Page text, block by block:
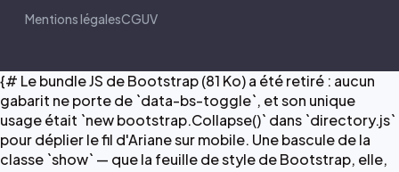
Mentions légalesCGUV
{# Le bundle JS de Bootstrap (81 Ko) a été retiré : aucun
gabarit ne porte de `data-bs-toggle`, et son unique
usage était `new bootstrap.Collapse()` dans `directory.js`
pour déplier le fil d'Ariane sur mobile. Une bascule de la
classe `show` — que la feuille de style de Bootstrap, elle,